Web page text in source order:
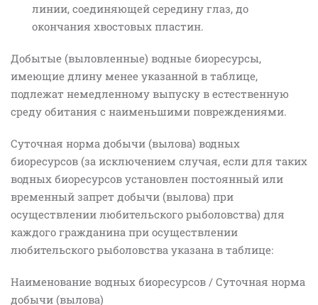
линии, соединяющей середину глаз, до
окончания хвостовых пластин.
Добытые (выловленные) водные биоресурсы,
имеющие длину менее указанной в таблице,
подлежат немедленному выпуску в естественную
среду обитания с наименьшими повреждениями.
Суточная норма добычи (вылова) водных
биоресурсов (за исключением случая, если для таких
водных биоресурсов установлен постоянный или
временный запрет добычи (вылова) при
осуществлении любительского рыболовства) для
каждого гражданина при осуществлении
любительского рыболовства указана в таблице:
Наименование водных биоресурсов / Суточная норма
добычи (вылова)